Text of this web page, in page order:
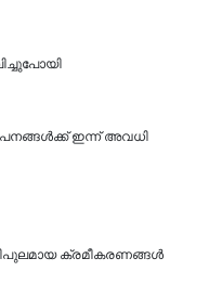
ഇന്ന് അവധി
ക്രമീകരണങ്ങൾ